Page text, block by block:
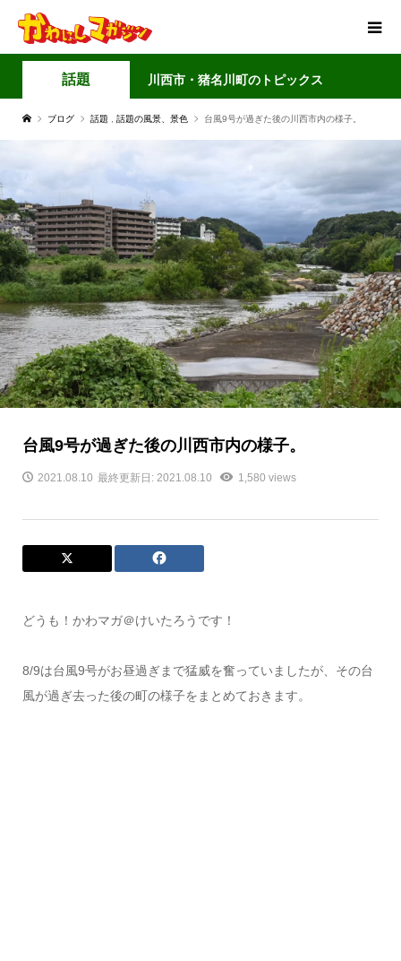
話題 川西市・猪名川町のトピックス
ブログ 話題 話題の風景、景色 台風9号が過ぎた後の川西市内の様子。
台風9号が過ぎた後の川西市内の様子。
2021.08.10 最終更新日: 2021.08.10 1,580 views
どうも！かわマガ＠けいたろうです！
8/9は台風9号がお昼過ぎまで猛威を奮っていましたが、その台
風が過ぎ去った後の町の様子をまとめておきます。